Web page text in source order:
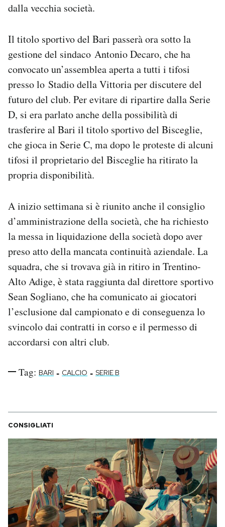
dalla vecchia società.
Il titolo sportivo del Bari passerà ora sotto la
gestione del sindaco Antonio Decaro, che ha
convocato un’assemblea aperta a tutti i tifosi
presso lo Stadio della Vittoria per discutere del
futuro del club. Per evitare di ripartire dalla Serie
D, si era parlato anche della possibilità di
trasferire al Bari il titolo sportivo del Bisceglie,
che gioca in Serie C, ma dopo le proteste di alcuni
tifosi il proprietario del Bisceglie ha ritirato la
propria disponibilità.
A inizio settimana si è riunito anche il consiglio
d’amministrazione della società, che ha richiesto
la messa in liquidazione della società dopo aver
preso atto della mancata continuità aziendale. La
squadra, che si trovava già in ritiro in Trentino-
Alto Adige, è stata raggiunta dal direttore sportivo
Sean Sogliano, che ha comunicato ai giocatori
l’esclusione dal campionato e di conseguenza lo
svincolo dai contratti in corso e il permesso di
accordarsi con altri club.
Tag: BARI - CALCIO - SERIE B
CONSIGLIATI